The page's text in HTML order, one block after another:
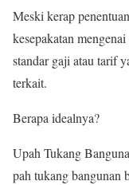
Meski kerap
kesepakatan
standar gaji atau tarif
terkait.
Berapa idealnya?
Upah Tukang
pah tukang bangunan